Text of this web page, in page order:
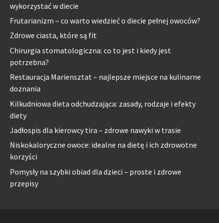
wykorzystać w diecie
Frutarianizm – co warto wiedzieć o diecie pełnej owoców?
Zdrowe ciasta, które są fit
Chirurgia stomatologiczna: co to jest i kiedy jest
potrzebna?
Restauracja Mariensztat – najlepsze miejsce na kulinarne
doznania
Kilkudniowa dieta odchudzająca: zasady, rodzaje i efekty
diety
Jadłospis dla kierowcy tira – zdrowe nawyki w trasie
Niskokaloryczne owoce: idealne na dietę i ich zdrowotne
korzyści
Pomysły na szybki obiad dla dzieci – proste i zdrowe
przepisy